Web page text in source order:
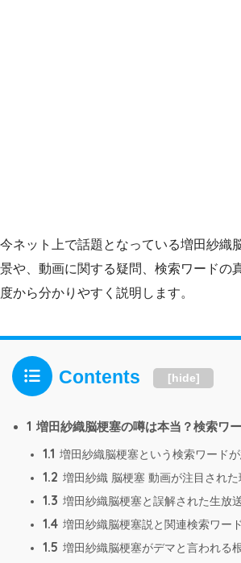
今ネット上で話題となっている増田紗織
景や、動画に関する疑問、検索ワードの
度から分かりやすく説明します。
Contents [hide]
1 増田紗織脳梗塞の噂は本当？検索ワ
1.1 増田紗織脳梗塞という検索ワード
1.2 増田紗織 脳梗塞 動画が注目された
1.3 増田紗織脳梗塞と誤解された生放
1.4 増田紗織脳梗塞説と関連検索ワー
1.5 増田紗織脳梗塞がデマと言われる